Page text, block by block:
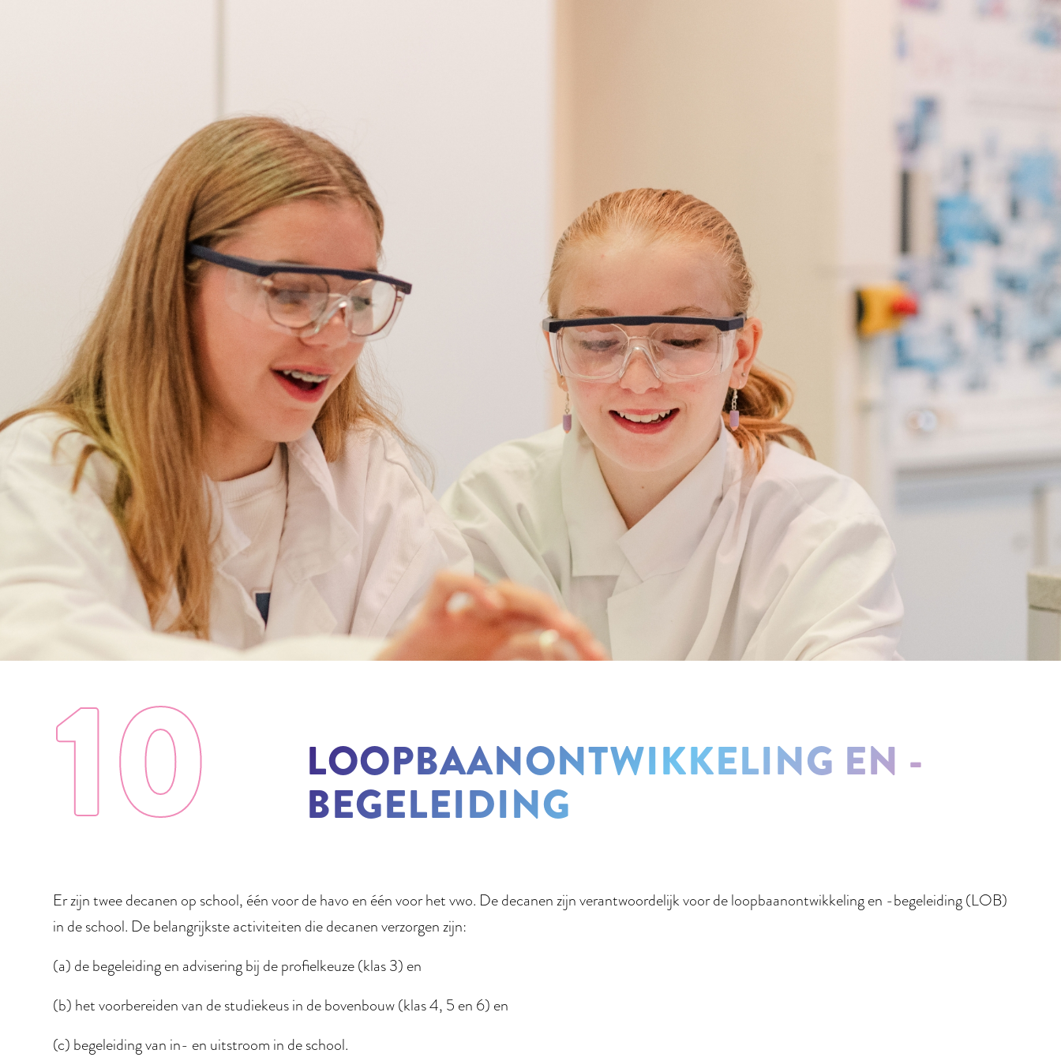
10 LOOPBAANONTWIKKELING EN -
BEGELEIDING
Er zijn twee decanen op school, één voor de havo en één voor het vwo. De decanen zijn verantwoordelijk voor de loopbaanontwikkeling en -begeleiding (LOB)
in de school. De belangrijkste activiteiten die decanen verzorgen zijn:
(a) de begeleiding en advisering bij de profielkeuze (klas 3) en
(b) het voorbereiden van de studiekeus in de bovenbouw (klas 4, 5 en 6) en
(c) begeleiding van in- en uitstroom in de school.